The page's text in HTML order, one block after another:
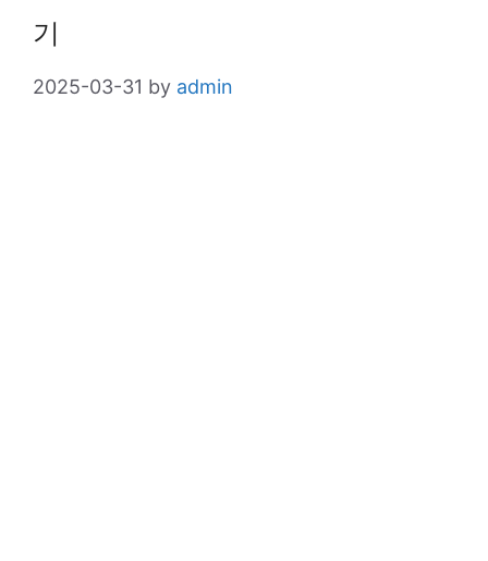
기
2025-03-31 by admin